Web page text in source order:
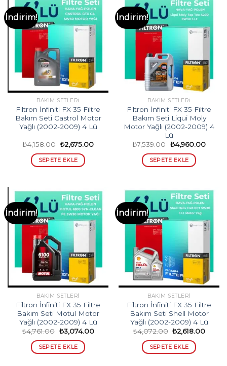
İndirim!
BAKIM SETLERI
Filtron İnfiniti FX 35 Filtre
Bakım Seti Castrol Motor
Yağlı (2002-2009) 4 Lü
₺4,158.00 Orijinal
fiyat:
₺4,158.00.
₺2,675.00Şu
SEPETE EKLE
İndirim!
BAKIM SETLERI
Filtron İnfiniti FX 35 Filtre
Bakım Seti Liqui Moly
Motor Yağlı (2002-2009) 4
Lü
₺7,539.00 Orijinal
fiyat:
₺7,539.00.
₺4,960.00Şu
SEPETE EKLE
İndirim!
BAKIM SETLERI
Filtron İnfiniti FX 35 Filtre
Bakım Seti Motul Motor
Yağlı (2002-2009) 4 Lü
₺4,761.00 Orijinal
fiyat:
₺4,761.00.
₺3,074.00Şu
SEPETE EKLE
İndirim!
BAKIM SETLERI
Filtron İnfiniti FX 35 Filtre
Bakım Seti Shell Motor
Yağlı (2002-2009) 4 Lü
₺4,072.00 Orijinal
fiyat:
₺4,072.00.
₺2,618.00Şu
SEPETE EKLE